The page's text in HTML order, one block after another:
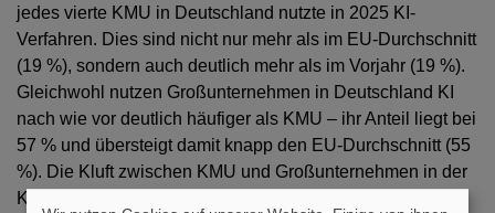
jedes vierte KMU in Deutschland nutzte in 2025 KI-
Verfahren. Dies sind nicht nur mehr als im EU-Durchschnitt
(19 %), sondern auch deutlich mehr als im Vorjahr (19 %).
Gleichwohl nutzen Großunternehmen in Deutschland KI
nach wie vor deutlich häufiger als KMU – ihr Anteil liegt bei
57 % und übersteigt damit knapp den EU-Durchschnitt (55
%). Die Kluft zwischen KMU und Großunternehmen in der
KI-Nutzung vergrößert sich somit weiter.